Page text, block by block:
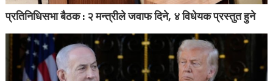
प्रतिनिधिसभा बैठक : २ मन्त्रीले जवाफ दिने, ४ विधेयक प्रस्तुत हुने